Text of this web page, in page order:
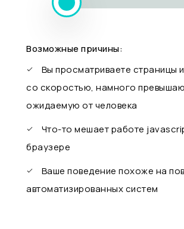
Возможные причины:
Вы просматриваете страницы
со скоростью, намного
ожидаемую от человека
Что-то мешает работе
браузере
Ваше поведение похоже на
автоматизированных систем